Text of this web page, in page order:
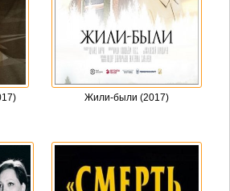
Жили-были (2017)